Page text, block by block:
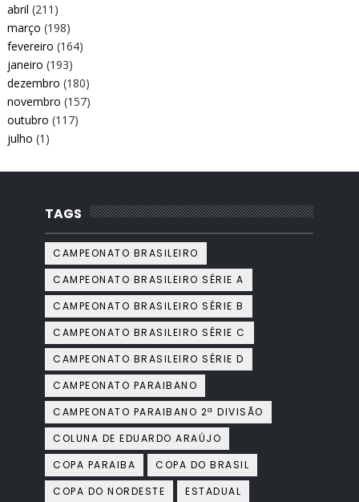
abril (211)
março (198)
fevereiro (164)
janeiro (193)
dezembro (180)
novembro (157)
outubro (117)
julho (1)
TAGS
CAMPEONATO BRASILEIRO
CAMPEONATO BRASILEIRO SÉRIE A
CAMPEONATO BRASILEIRO SÉRIE B
CAMPEONATO BRASILEIRO SÉRIE C
CAMPEONATO BRASILEIRO SÉRIE D
CAMPEONATO PARAIBANO
CAMPEONATO PARAIBANO 2ª DIVISÃO
COLUNA DE EDUARDO ARAÚJO
COPA PARAIBA
COPA DO BRASIL
COPA DO NORDESTE
ESTADUAL